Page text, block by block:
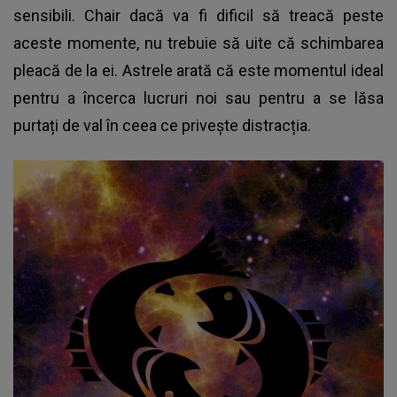
sensibili. Chair dacă va fi dificil să treacă peste
aceste momente, nu trebuie să uite că schimbarea
pleacă de la ei. Astrele arată că este momentul ideal
pentru a încerca lucruri noi sau pentru a se lăsa
purtați de val în ceea ce privește distracția.